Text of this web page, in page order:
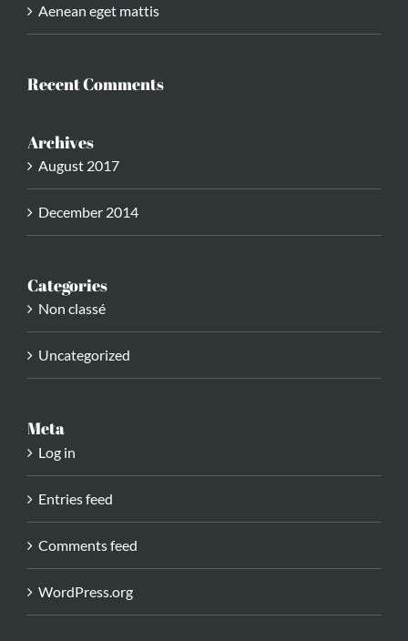
Aenean eget mattis
Recent Comments
Archives
August 2017
December 2014
Categories
Non classé
Uncategorized
Meta
Log in
Entries feed
Comments feed
WordPress.org